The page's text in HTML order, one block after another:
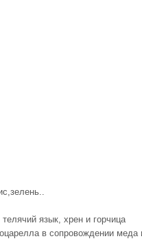
язык, хрен и горчица
в сопровождении меда